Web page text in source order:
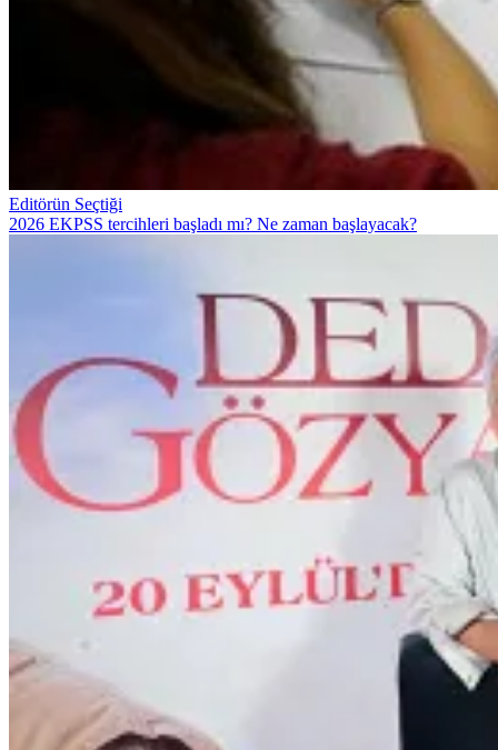
Editörün Seçtiği
2026 EKPSS tercihleri başladı mı? Ne zaman başlayacak?